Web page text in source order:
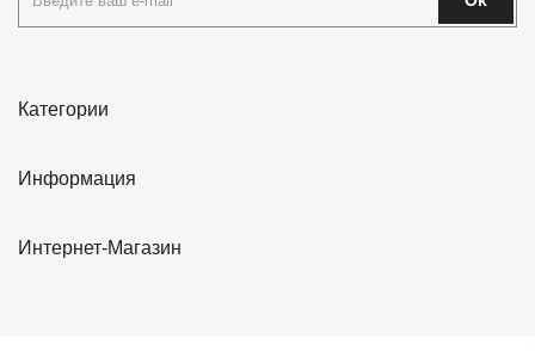
Категории
Информация
Интернет-Магазин